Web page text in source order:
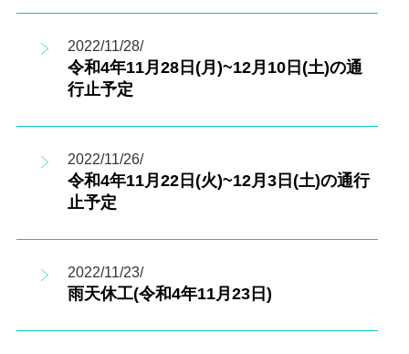
2022/11/28/
令和4年11月28日(月)~12月10日(土)の通
行止予定
2022/11/26/
令和4年11月22日(火)~12月3日(土)の通行
止予定
2022/11/23/
雨天休工(令和4年11月23日)